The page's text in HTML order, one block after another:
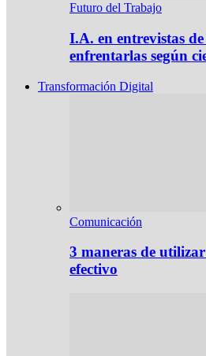
Futuro del Trabajo
I.A. en entrevistas
enfrentarlas según
Transformación Digital
Comunicación
3 maneras de
efectivo